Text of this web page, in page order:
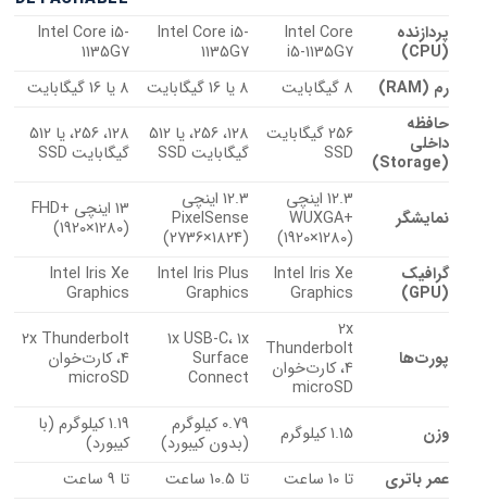
پردازنده
(CPU)
Intel Core
i5-1135G7
Intel Core i5-
1135G7
Intel Core i5-
1135G7
رم (RAM)
8 گیگابایت 8 یا 16 گیگابایت
8 یا 16 گیگابایت
حافظه
داخلی
(Storage)
256 گیگابایت
SSD
128، 256، یا 512
گیگابایت SSD
128، 256، یا 512
گیگابایت SSD
نمایشگر
12.3 اینچی
WUXGA+
(1920×1280)
12.3 اینچی
PixelSense
(2736×1824)
13 اینچی FHD+
(1920×1280)
گرافیک
(GPU)
Intel Iris Xe
Graphics
Intel Iris Plus
Graphics
Intel Iris Xe
Graphics
پورت‌ها
2x
Thunderbolt
4، کارت‌خوان
microSD
1x USB-C، 1x
Surface
Connect
2x Thunderbolt
4، کارت‌خوان
microSD
وزن 1.15 کیلوگرم 0.79 کیلوگرم
(بدون کیبورد)
1.19 کیلوگرم (با
کیبورد)
عمر باتری
تا 10 ساعت تا 10.5 ساعت
تا 9 ساعت